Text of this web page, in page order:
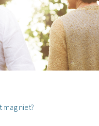
mag niet?